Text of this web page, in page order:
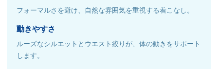
フォーマルさを避け、自然な雰囲気を重視する着こなし。
動きやすさ
ルーズなシルエットとウエスト絞りが、体の動きをサポート
します。